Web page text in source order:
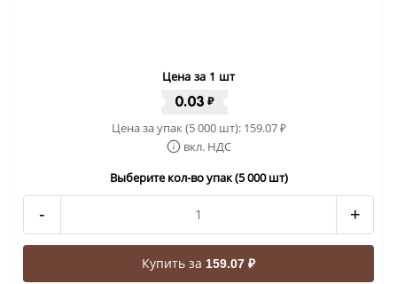
Цена за 1 шт
0.03 ₽
Цена за упак (5 000 шт): 159.07₽
вкл. НДС
Выберите кол-во упак (5 000 шт)
- +
Купить за 159.07 ₽